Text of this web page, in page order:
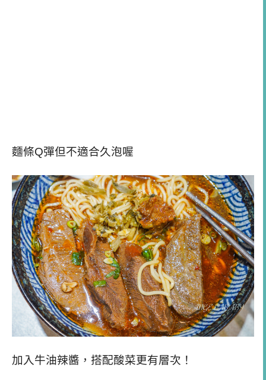
麵條Q彈但不適合久泡喔
加入牛油辣醬，搭配酸菜更有層次！